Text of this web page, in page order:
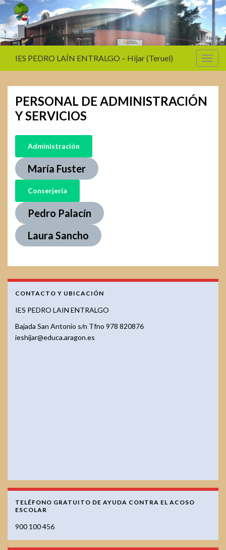
la
IES PEDRO LAÍN ENTRALGO – Híjar (Teruel)
PERSONAL DE ADMINISTRACIÓN
Y SERVICIOS
Administración
María Fuster
Conserjería
Pedro Palacín
Laura Sancho
CONTACTO Y UBICACIÓN
IES PEDRO LAIN ENTRALGO
Bajada San Antonio s/n Tfno 978 820876
ieshijar@educa.aragon.es
TELÉFONO GRATUITO DE AYUDA CONTRA EL ACOSO
ESCOLAR
900 100 456